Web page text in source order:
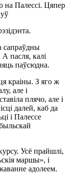
на Палессі. Цяпер
сапраўдны
пасля, калі
паўсюдна.
краіны. З яго ж
але і
плячо, але і
далей, каб да
і Палессе
Усё прайшлі,
маршы», і
адолеем.